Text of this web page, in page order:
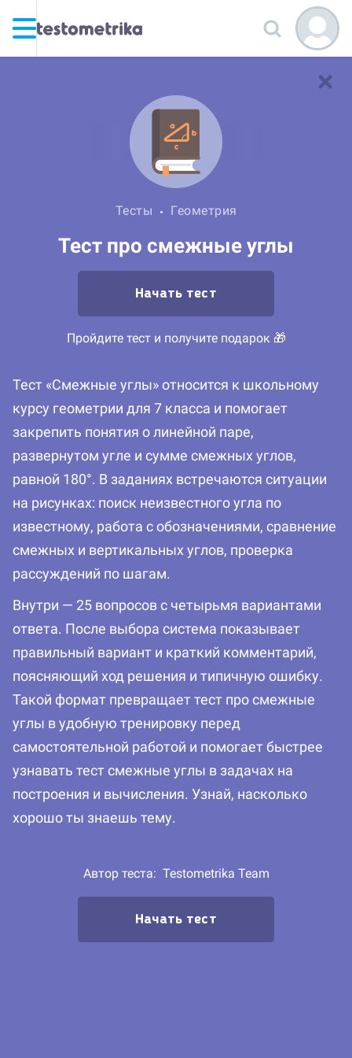
Тесты Геометрия
Тест про смежные углы
Начать тест
Пройдите тест и получите подарок 🎁
Тест «Смежные углы» относится к школьному
курсу геометрии для 7 класса и помогает
закрепить понятия о линейной паре,
развернутом угле и сумме смежных углов,
равной 180°. В заданиях встречаются ситуации
на рисунках: поиск неизвестного угла по
известному, работа с обозначениями, сравнение
смежных и вертикальных углов, проверка
рассуждений по шагам.
Внутри — 25 вопросов с четырьмя вариантами
ответа. После выбора система показывает
правильный вариант и краткий комментарий,
поясняющий ход решения и типичную ошибку.
Такой формат превращает тест про смежные
углы в удобную тренировку перед
самостоятельной работой и помогает быстрее
узнавать тест смежные углы в задачах на
построения и вычисления. Узнай, насколько
хорошо ты знаешь тему.
Автор теста: Testometrika Team
Начать тест